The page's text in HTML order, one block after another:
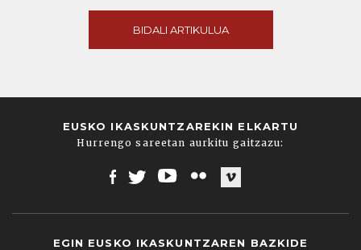
BIDALI ARTIKULUA
EUSKO IKASKUNTZAREKIN ELKARTU
Hurrengo sareetan aurkitu gaitzazu:
EGIN EUSKO IKASKUNTZAREN BAZKIDE